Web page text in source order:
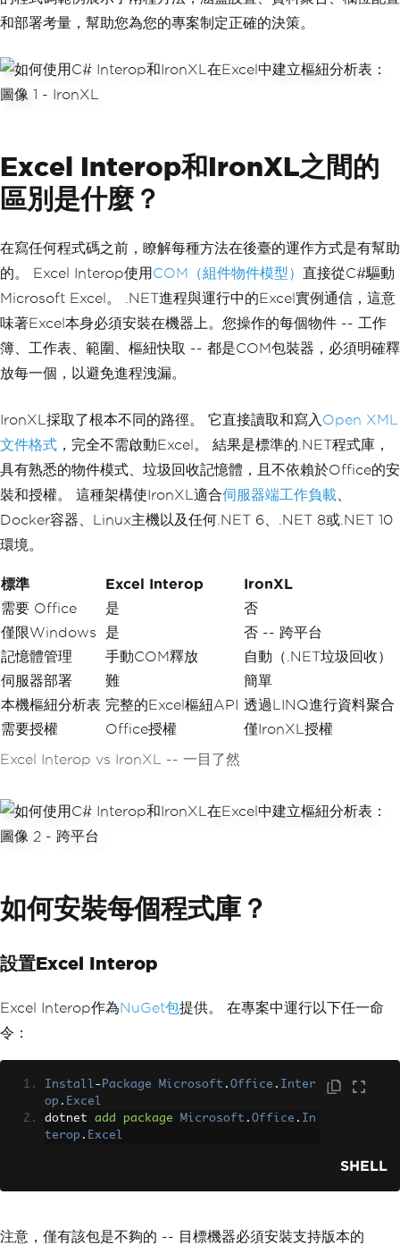
和部署考量，幫助您為您的專案制定正確的決策。
Excel Interop和IronXL之間的
區別是什麼？
在寫任何程式碼之前，瞭解每種方法在後臺的運作方式是有幫助
的。 Excel Interop使用 COM（組件物件模型） 直接從C#驅動
Microsoft Excel。 .NET進程與運行中的Excel實例通信，這意
味著Excel本身必須安裝在機器上。您操作的每個物件 -- 工作
簿、工作表、範圍、樞紐快取 -- 都是COM包裝器，必須明確釋
放每一個，以避免進程洩漏。
IronXL採取了根本不同的路徑。 它直接讀取和寫入 Open XML
文件格式 ，完全不需啟動Excel。 結果是標準的.NET程式庫，
具有熟悉的物件模式、垃圾回收記憶體，且不依賴於Office的安
裝和授權。 這種架構使IronXL適合伺服器端工作負載
Docker容器、Linux主機以及任何.NET 6、.NET 8或.NET 10
環境。
Excel Interop vs IronXL -- 一目了然
標準 Excel Interop
IronXL
需要 Office
是
否
僅限Windows
是
否 -- 跨平台
記憶體管理
手動COM釋放
自動（.NET垃圾回收）
伺服器部署
難
簡單
本機樞紐分析表 完整的Excel樞紐API 透過LINQ進行資料聚合
需要授權
Office授權 僅IronXL授權
如何安裝每個程式庫？
設置Excel Interop
Excel Interop作為NuGet包提供。 在專案中運行以下任一命
令：
Install- Package Microsoft . Office . Inter
op . Excel
dotnet add package Microsoft . Office . In
terop . Excel
SHELL
注意，僅有該包是不夠的 -- 目標機器必須安裝支持版本的